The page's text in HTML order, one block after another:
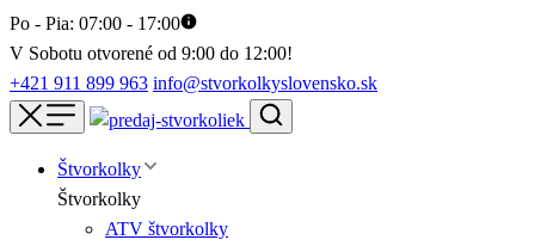
Po - Pia: 07:00 - 17:00
V Sobotu otvorené od 9:00 do 12:00!
+421 911 899 963 info@stvorkolkyslovensko.sk
Štvorkolky
Štvorkolky
ATV štvorkolky